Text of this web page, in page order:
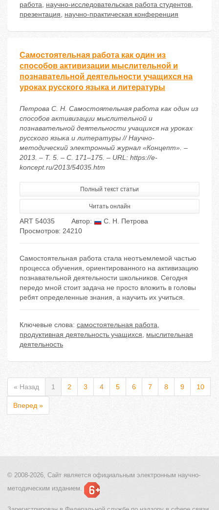
работа, научно-исследовательская работа студентов,
презентация, научно-практическая конференция
Самостоятельная работа как один из
способов активизации мыслительной и
познавательной деятельности учащихся на
уроках русского языка и литературы
Петрова С. Н. Самостоятельная работа как один из
способов активизации мыслительной и
познавательной деятельности учащихся на уроках
русского языка и литературы // Научно-
методический электронный журнал «Концепт». –
2013. – Т. 5. – С. 171–175. – URL: https://e-
koncept.ru/2013/54035.htm
Полный текст статьи
Читать онлайн
ART 54035 Автор:
С. Н. Петрова
Просмотров: 24210
Самостоятельная работа стала неотъемлемой частью
процесса обучения, ориентированного на активизацию
познавательной деятельности школьников. Сегодня
передо мной стоит задача не просто вложить в головы
ребят определенные знания, а научить их учиться.
Ключевые слова: самостоятельная работа,
продуктивная деятельность учащихся, мыслительная
деятельность
« Назад 1 2 3 4 5 6 7 8 9 10
Вперед »
© 2008-2026, Сайт является официальным электронным научно-
методическим изданием.